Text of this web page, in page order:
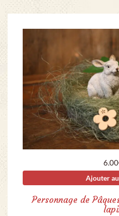
6.00
Ajouter
Personnage de